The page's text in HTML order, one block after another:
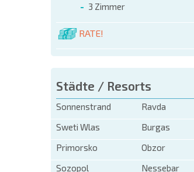
3 Zimmer
RATE!
Städte / Resorts
Sonnenstrand
Ravda
Sweti Wlas
Burgas
Primorsko
Obzor
Sozopol
Nessebar